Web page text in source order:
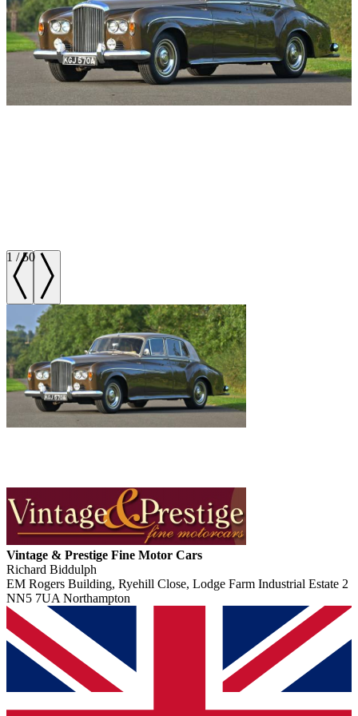
1 /50
Vintage & Prestige Fine Motor Cars
Richard Biddulph
EM Rogers Building, Ryehill Close, Lodge Farm Industrial Estate 2
NN5 7UA Northampton